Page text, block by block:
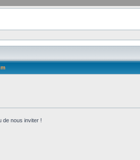
de nous inviter !